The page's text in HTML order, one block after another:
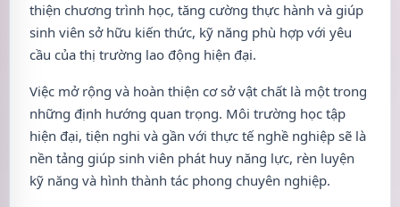
thiện chương trình học, tăng cường thực hành và giúp
sinh viên sở hữu kiến thức, kỹ năng phù hợp với yêu
cầu của thị trường lao động hiện đại.
Việc mở rộng và hoàn thiện cơ sở vật chất là một trong
những định hướng quan trọng. Môi trường học tập
hiện đại, tiện nghi và gần với thực tế nghề nghiệp sẽ là
nền tảng giúp sinh viên phát huy năng lực, rèn luyện
kỹ năng và hình thành tác phong chuyên nghiệp.